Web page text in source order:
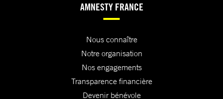
AMNESTY FRANCE
Nous connaître
Notre organisation
Nos engagements
Transparence financière
Devenir bénévole